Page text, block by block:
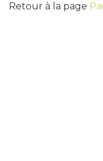
Retour à la page